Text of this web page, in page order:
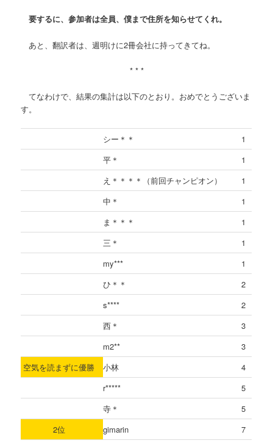
要するに、参加者は全員、僕まで住所を知らせてくれ。
あと、翻訳者は、週明けに2冊会社に持ってきてね。
* * *
てなわけで、結果の集計は以下のとおり。おめでとうございま
す。
シー＊＊
1
平＊
1
え＊＊＊＊（前回チャンピオン）
1
中＊
1
ま＊＊＊
1
三＊
1
my***
1
ひ＊＊
2
s****
2
西＊
3
m2**
3
空気を読まずに優勝
小林
4
r*****
5
寺＊
5
2位
gimarin
7